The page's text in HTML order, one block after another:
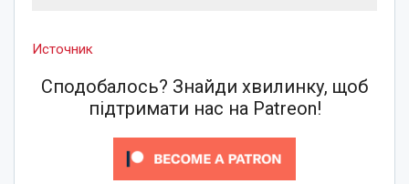
Источник
Сподобалось? Знайди хвилинку, щоб
підтримати нас на Patreon!